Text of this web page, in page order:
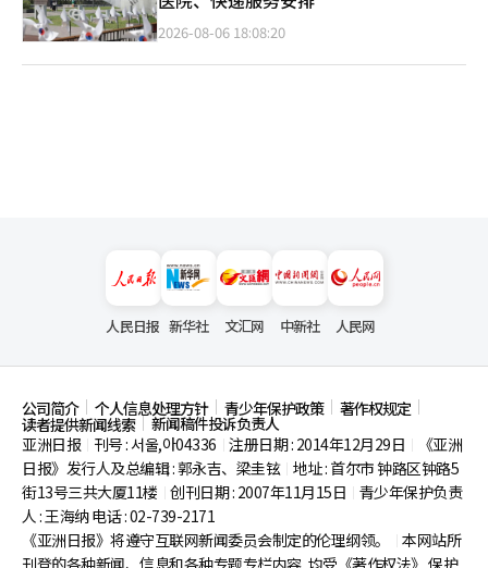
2026-08-06 18:08:20
人民日报 新华社 文汇网 中新社 人民网
公司简介 个人信息处理方针 青少年保护政策 著作权规定
读者提供新闻线索
新闻稿件投诉负责人
亚洲日报
刊号 : 서울,아04336 注册日期 : 2014年12月29日
《亚洲
日报》发行人及总编辑 : 郭永吉、梁圭铉 地址 : 首尔市钟路区钟路5
街13号三共大厦11楼 创刊日期 : 2007年11月15日
青少年保护负责
人 : 王海纳 电话 : 02-739-2171
《亚洲日报》将遵守互联网新闻委员会制定的伦理纲领。
本网站所
刊登的各种新闻、信息和各种专题专栏内容, 均受《著作权法》 保护,